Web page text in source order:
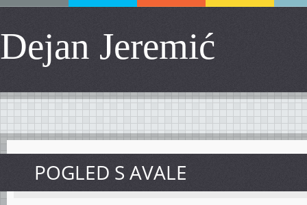
Dejan Jeremić
POGLED S AVALE